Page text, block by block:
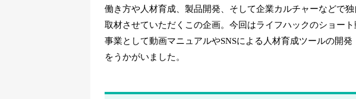
働き方や人材育成、製品開発、そして企業カルチャーなどで
取材させていただくこの企画。今回はライフハックのショー
事業として動画マニュアルやSNSによる人材育成ツールの開
をうかがいました。